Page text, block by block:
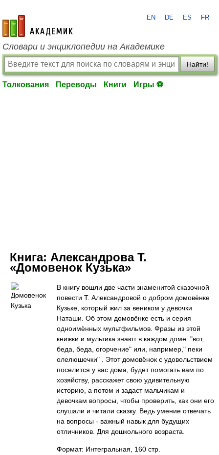
academic.ru
EN DE ES FR
Словари и энциклопедии на Академике
Найти!
Толкования Переводы Книги Игры ⚽
Книга: Александрова Т.
«Домовенок Кузька»
В книгу вошли две части знаменитой сказочной
повести Т. Александровой о добром домовёнке
Кузьке, который жил за веником у девочки
Наташи. Об этом домовёнке есть и серия
одноимённых мультфильмов. Фразы из этой
книжки и мультика знают в каждом доме: "вот,
беда, беда, огорчение" или, например," пеки
олелюшечки" . Этот домовёнок с удовольствием
поселится у вас дома, будет помогать вам по
хозяйству, расскажет свою удивительную
историю, а потом и задаст мальчикам и
девочкам вопросы, чтобы проверить, как они его
слушали и читали сказку. Ведь умение отвечать
на вопросы - важный навык для будущих
отличников. Для дошкольного возраста.
Формат: Интегральная, 160 стр.